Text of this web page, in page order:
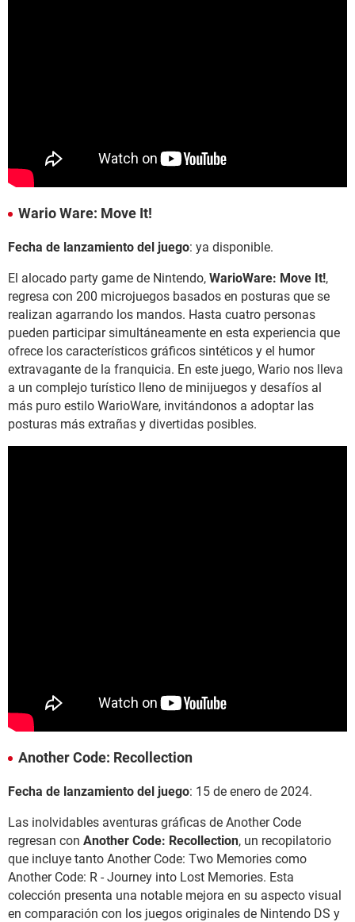
Wario Ware: Move It!
Fecha de lanzamiento del juego: ya disponible.
El alocado party game de Nintendo, WarioWare: Move It!,
regresa con 200 microjuegos basados en posturas que se
realizan agarrando los mandos. Hasta cuatro personas
pueden participar simultáneamente en esta experiencia que
ofrece los característicos gráficos sintéticos y el humor
extravagante de la franquicia. En este juego, Wario nos lleva
a un complejo turístico lleno de minijuegos y desafíos al
más puro estilo WarioWare, invitándonos a adoptar las
posturas más extrañas y divertidas posibles.
Another Code: Recollection
Fecha de lanzamiento del juego: 15 de enero de 2024.
Las inolvidables aventuras gráficas de Another Code
regresan con Another Code: Recollection, un recopilatorio
que incluye tanto Another Code: Two Memories como
Another Code: R - Journey into Lost Memories. Esta
colección presenta una notable mejora en su aspecto visual
en comparación con los juegos originales de Nintendo DS y